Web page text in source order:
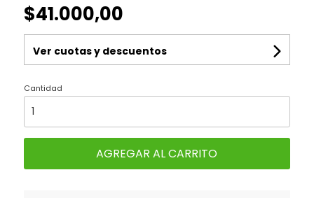
$41.000,00
Ver cuotas y descuentos
Cantidad
AGREGAR AL CARRITO